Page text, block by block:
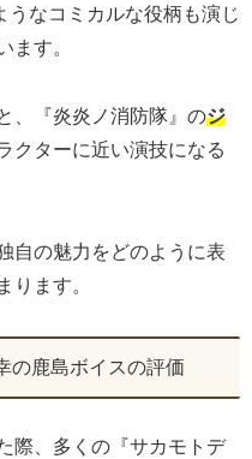
うなコミカルな役柄も演じ
ます。
、『炎炎ノ消防隊』のジ
クターに近い演技になる
自の魅力をどのように表
ります。
の鹿島ボイスの評価
際、多くの『サカモトデ